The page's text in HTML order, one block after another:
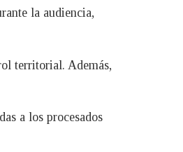
la audiencia,
territorial. Además,
a los procesados